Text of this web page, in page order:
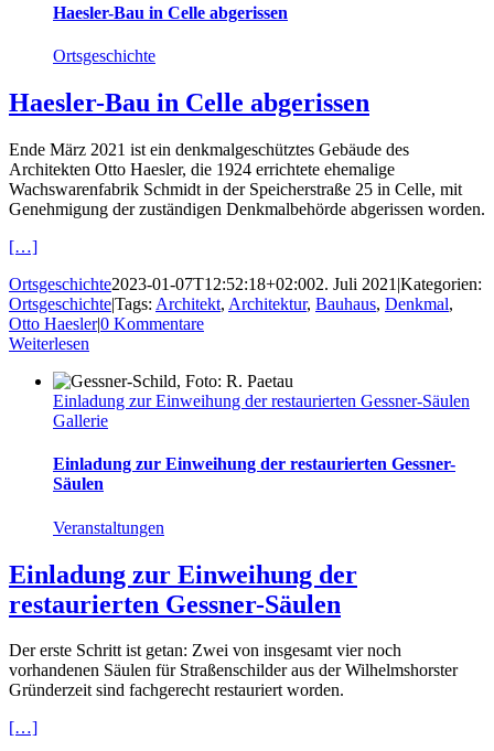
Haesler-Bau in Celle abgerissen
Ortsgeschichte
Haesler-Bau in Celle abgerissen
Ende März 2021 ist ein denkmalgeschütztes Gebäude des
Architekten Otto Haesler, die 1924 errichtete ehemalige
Wachswarenfabrik Schmidt in der Speicherstraße 25 in Celle, mit
Genehmigung der zuständigen Denkmalbehörde abgerissen worden.
[…]
Ortsgeschichte2023-01-07T12:52:18+02:002. Juli 2021 |Kategorien:
Ortsgeschichte|Tags: Architekt, Architektur, Bauhaus, Denkmal,
Otto Haesler|0 Kommentare
Weiterlesen
Einladung zur Einweihung der restaurierten Gessner-Säulen
Gallerie
Einladung zur Einweihung der restaurierten Gessner-
Säulen
Veranstaltungen
Einladung zur Einweihung der
restaurierten Gessner-Säulen
Der erste Schritt ist getan: Zwei von insgesamt vier noch
vorhandenen Säulen für Straßenschilder aus der Wilhelmshorster
Gründerzeit sind fachgerecht restauriert worden.
[…]